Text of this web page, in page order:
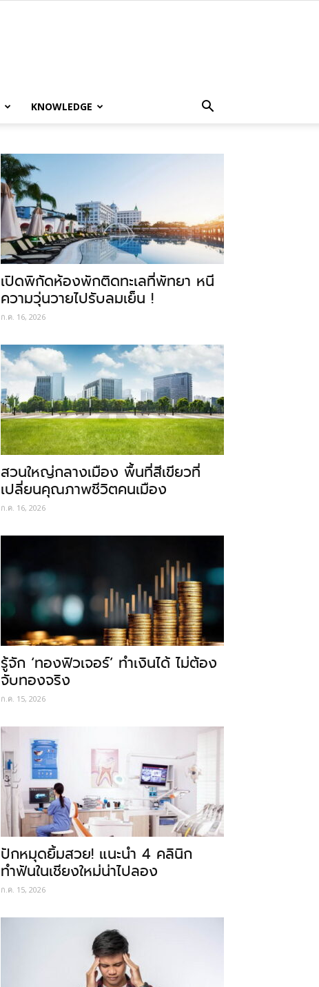
KNOWLEDGE
เปิดพิกัดห้องพักติดทะเลที่พัทยา หนี
ความวุ่นวายไปรับลมเย็น !
ก.ค. 16, 2026
สวนใหญ่กลางเมือง พื้นที่สีเขียวที่
เปลี่ยนคุณภาพชีวิตคนเมือง
ก.ค. 16, 2026
รู้จัก ‘ทองฟิวเจอร์’ ทำเงินได้ ไม่ต้อง
จับทองจริง
ก.ค. 15, 2026
ปักหมุดยิ้มสวย! แนะนำ 4 คลินิก
ทำฟันในเชียงใหม่น่าไปลอง
ก.ค. 15, 2026